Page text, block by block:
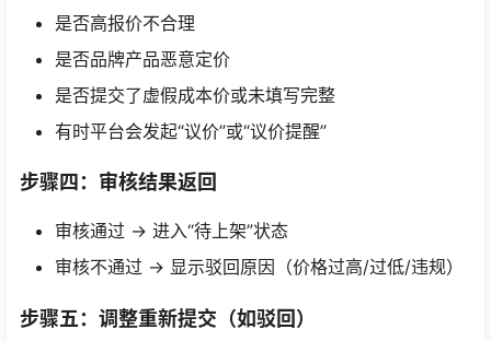
是否高报价不合理
是否品牌产品恶意定价
是否提交了虚假成本价或未填写完整
有时平台会发起“议价”或“议价提醒”
步骤四：审核结果返回
审核通过 → 进入“待上架”状态
审核不通过 → 显示驳回原因（价格过高/过低/违规）
步骤五：调整重新提交（如驳回）